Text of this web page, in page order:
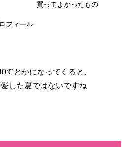
買ってよかったもの
フィール
とかになってくると、
した夏ではないですね